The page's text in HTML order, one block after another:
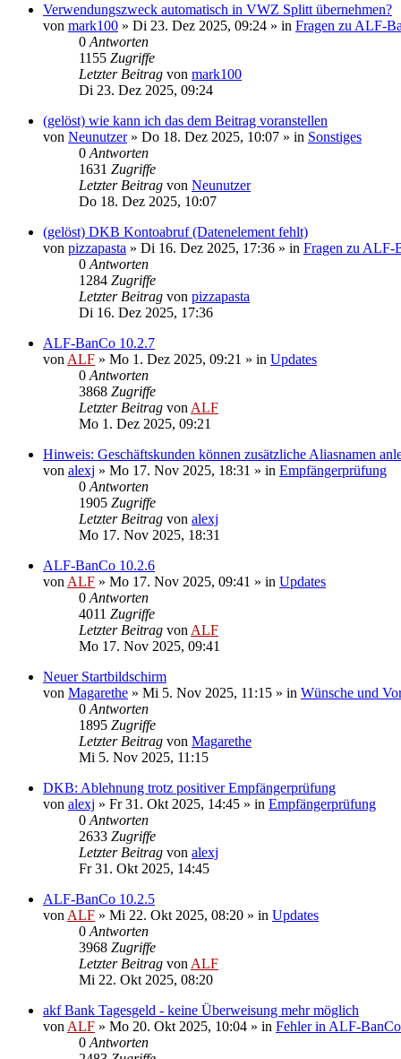
Verwendungszweck automatisch in VWZ Splitt übernehmen?
von mark100 » Di 23. Dez 2025, 09:24 » in Fragen zu ALF-
0 Antworten
1155 Zugriffe
Letzter Beitrag von mark100
Di 23. Dez 2025, 09:24
(gelöst) wie kann ich das dem Beitrag voranstellen
von Neunutzer» Do 18. Dez 2025, 10:07 » in Sonstiges
0 Antworten
1631 Zugriffe
Letzter Beitrag von Neunutzer
Do 18. Dez 2025, 10:07
(gelöst) DKB Kontoabruf (Datenelement fehlt)
von pizzapasta » Di 16. Dez 2025, 17:36 » in Fragen zu ALF-
0 Antworten
1284 Zugriffe
Letzter Beitrag von pizzapasta
Di 16. Dez 2025, 17:36
ALF-BanCo 10.2.7
von ALF » Mo 1. Dez 2025, 09:21 » in Updates
0 Antworten
3868 Zugriffe
Letzter Beitrag von ALF
Mo 1. Dez 2025, 09:21
Hinweis: Geschäftskunden können zusätzliche Aliasnamen
von alexj » Mo 17. Nov 2025, 18:31 » in Empfängerprüfung
0 Antworten
1905 Zugriffe
Letzter Beitrag von alexj
Mo 17. Nov 2025, 18:31
ALF-BanCo 10.2.6
von ALF » Mo 17. Nov 2025, 09:41 » in Updates
0 Antworten
4011 Zugriffe
Letzter Beitrag von ALF
Mo 17. Nov 2025, 09:41
Neuer Startbildschirm
von Magarethe » Mi 5. Nov 2025, 11:15 » in Wünsche und
0 Antworten
1895 Zugriffe
Letzter Beitrag von Magarethe
Mi 5. Nov 2025, 11:15
DKB: Ablehnung trotz positiver Empfängerprüfung
von alexj » Fr 31. Okt 2025, 14:45 » in Empfängerprüfung
0 Antworten
2633 Zugriffe
Letzter Beitrag von alexj
Fr 31. Okt 2025, 14:45
ALF-BanCo 10.2.5
von ALF » Mi 22. Okt 2025, 08:20 » in Updates
0 Antworten
3968 Zugriffe
Letzter Beitrag von ALF
Mi 22. Okt 2025, 08:20
akf Bank Tagesgeld - keine Überweisung mehr möglich
von ALF » Mo 20. Okt 2025, 10:04 » in Fehler in ALF-
0 Antworten